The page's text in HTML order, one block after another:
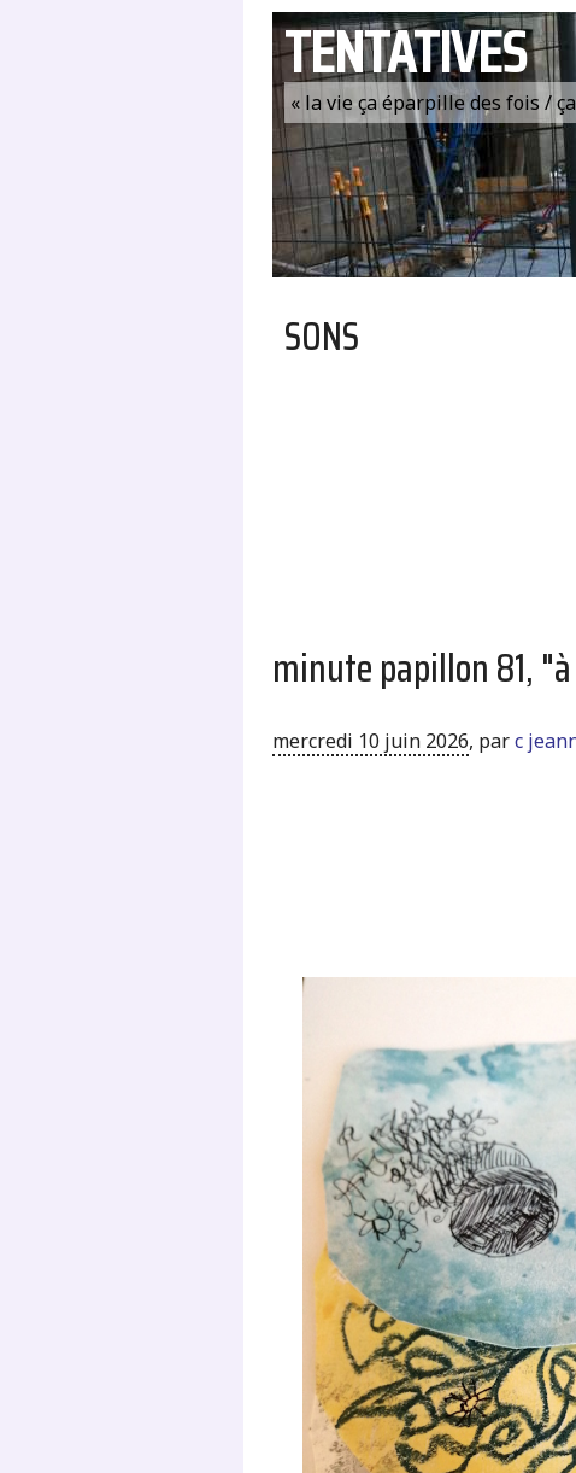
TENTATIVES
« la vie ça éparpille des fois /
SONS
minute papillon 81,
mercredi 10 juin 2026, parc